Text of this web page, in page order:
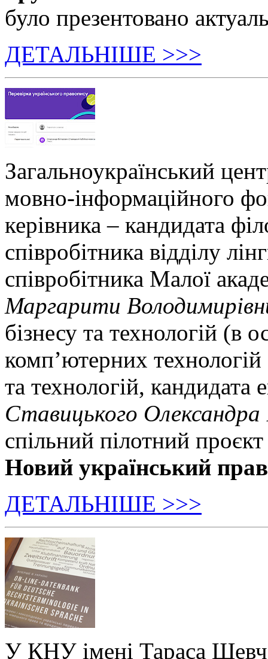
було презентовано
ДЕТАЛЬНІШЕ >>>
Загальноукраїнський
мовно-інформаційного
керівника – кандидата
співробітника відділу
співробітника Малої
Маргарити
бізнесу та технологій (в
комп’ютерних технологій
та технологій, кандидата
Ставицького Олександра
спільний пілотний
Новий український
ДЕТАЛЬНІШЕ >>>
У КНУ імені Тараса